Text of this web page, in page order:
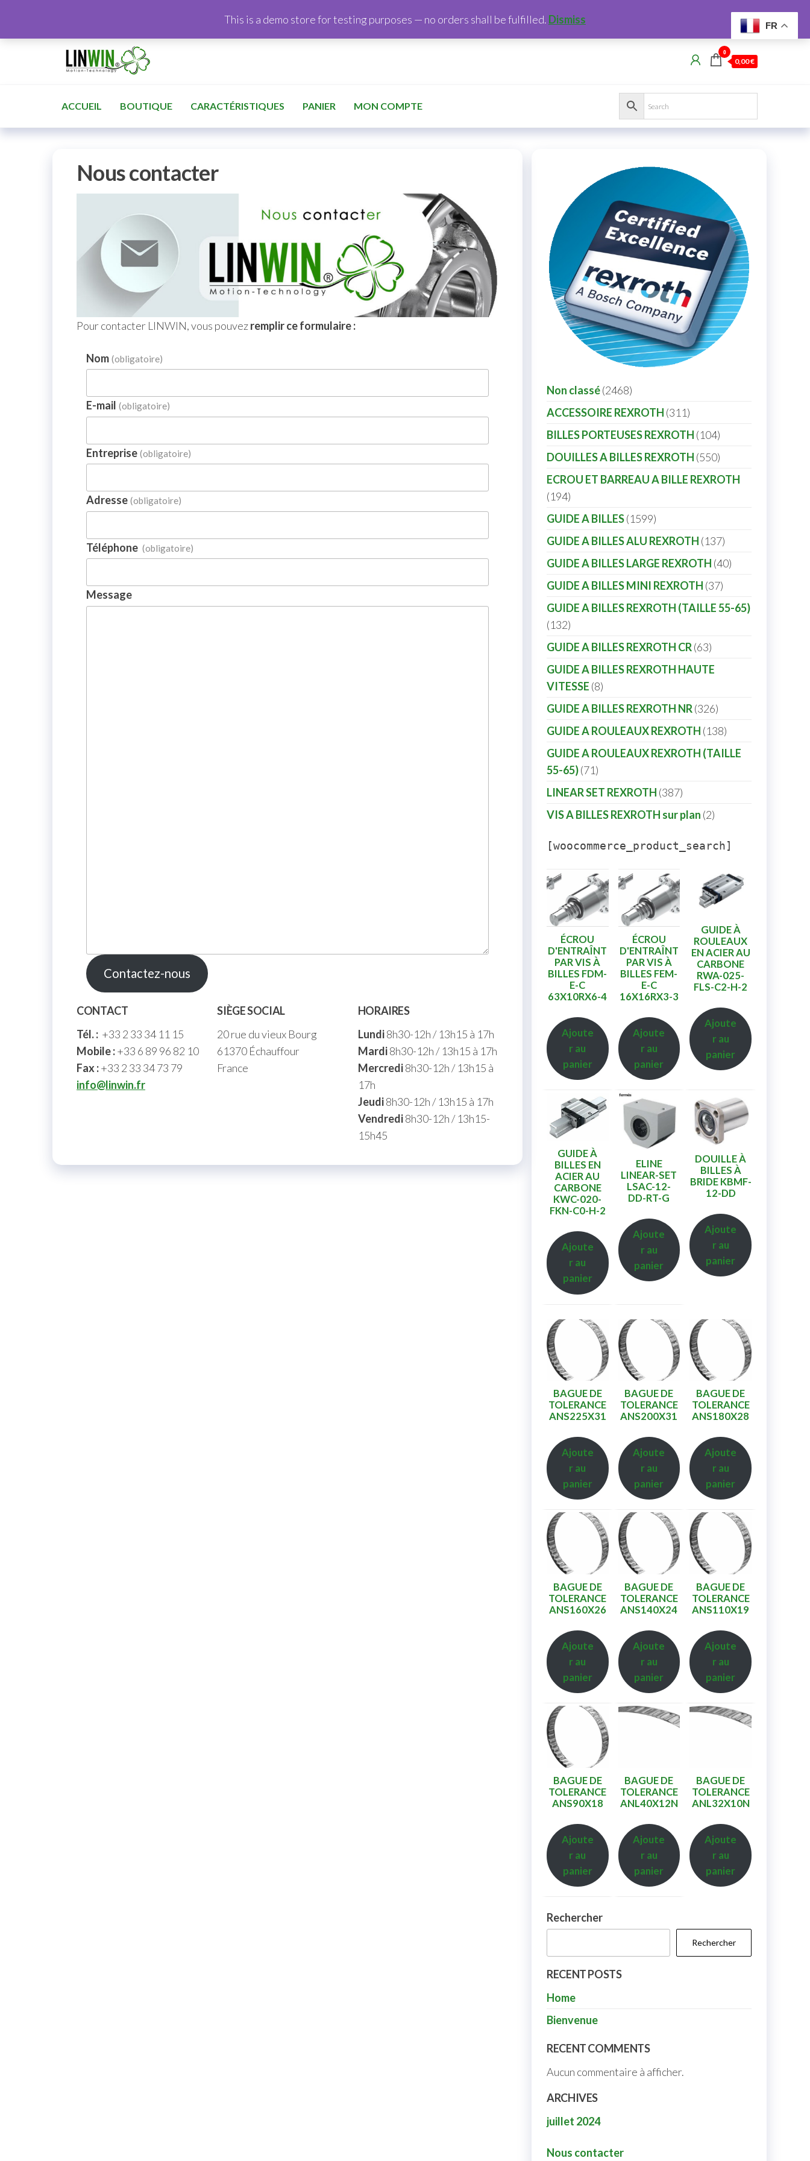
0
0,00 €
ACCUEIL BOUTIQUE CARACTÉRISTIQUES PANIER MON COMPTE
Nous contacter
Pour contacter LINWIN, vous pouvezremplir ce formulaire :
Nom (obligatoire)
E-mail (obligatoire)
Entreprise (obligatoire)
Adresse (obligatoire)
Téléphone (obligatoire)
Message
Contactez-nous
CONTACT
Tél. : +33 2 33 34 11 15
Mobile :+33 6 89 96 82 10
Fax :+33 2 33 34 73 79
info@linwin.fr
SIÈGE SOCIAL
20 rue du vieux Bourg
61370 Échauffour
France
HORAIRES
Lundi8h30-12h / 13h15 à 17h
Mardi8h30-12h / 13h15 à 17h
Mercredi8h30-12h / 13h15 à
17h
Jeudi8h30-12h / 13h15 à 17h
Vendredi8h30-12h / 13h15-
15h45
Non classé 2468
ACCESSOIRE REXROTH 311
BILLES PORTEUSES REXROTH 104
DOUILLES A BILLES REXROTH 550
ECROU ET BARREAU A BILLE REXROTH
194
GUIDE A BILLES 1599
GUIDE A BILLES ALU REXROTH 137
GUIDE A BILLES LARGE REXROTH 40
GUIDE A BILLES MINI REXROTH 37
GUIDE A BILLES REXROTH (TAILLE 55-65)
132
GUIDE A BILLES REXROTH CR 63
GUIDE A BILLES REXROTH HAUTE
VITESSE 8
GUIDE A BILLES REXROTH NR 326
GUIDE A ROULEAUX REXROTH 138
GUIDE A ROULEAUX REXROTH (TAILLE
55-65) 71
LINEAR SET REXROTH 387
VIS A BILLES REXROTH sur plan 2
[woocommerce_product_search]
ÉCROU
D'ENTRAÎNT
PAR VIS À
BILLES FDM-
E-C
63X10RX6-4
Ajoute
r au
panier
ÉCROU
D'ENTRAÎNT
PAR VIS À
BILLES FEM-
E-C
16X16RX3-3
Ajoute
r au
panier
GUIDE À
ROULEAUX
EN ACIER AU
CARBONE
RWA-025-
FLS-C2-H-2
Ajoute
r au
panier
GUIDE À
BILLES EN
ACIER AU
CARBONE
KWC-020-
FKN-C0-H-2
Ajoute
r au
panier
ELINE
LINEAR-SET
LSAC-12-
DD-RT-G
Ajoute
r au
panier
DOUILLE À
BILLES À
BRIDE KBMF-
12-DD
Ajoute
r au
panier
BAGUE DE
TOLERANCE
ANS225X31
Ajoute
r au
panier
BAGUE DE
TOLERANCE
ANS200X31
Ajoute
r au
panier
BAGUE DE
TOLERANCE
ANS180X28
Ajoute
r au
panier
BAGUE DE
TOLERANCE
ANS160X26
Ajoute
r au
panier
BAGUE DE
TOLERANCE
ANS140X24
Ajoute
r au
panier
BAGUE DE
TOLERANCE
ANS110X19
Ajoute
r au
panier
BAGUE DE
TOLERANCE
ANS90X18
Ajoute
r au
panier
BAGUE DE
TOLERANCE
ANL40X12N
Ajoute
r au
panier
BAGUE DE
TOLERANCE
ANL32X10N
Ajoute
r au
panier
Rechercher
Rechercher
RECENT POSTS
Home
Bienvenue
RECENT COMMENTS
Aucun commentaire à afficher.
ARCHIVES
juillet 2024
Nous contacter
FR
This is a demo store for testing purposes — no orders shall be fulfilled. Dismiss